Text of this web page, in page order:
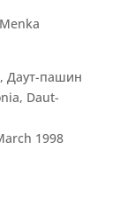
Даут-пашин
Daut-
1998